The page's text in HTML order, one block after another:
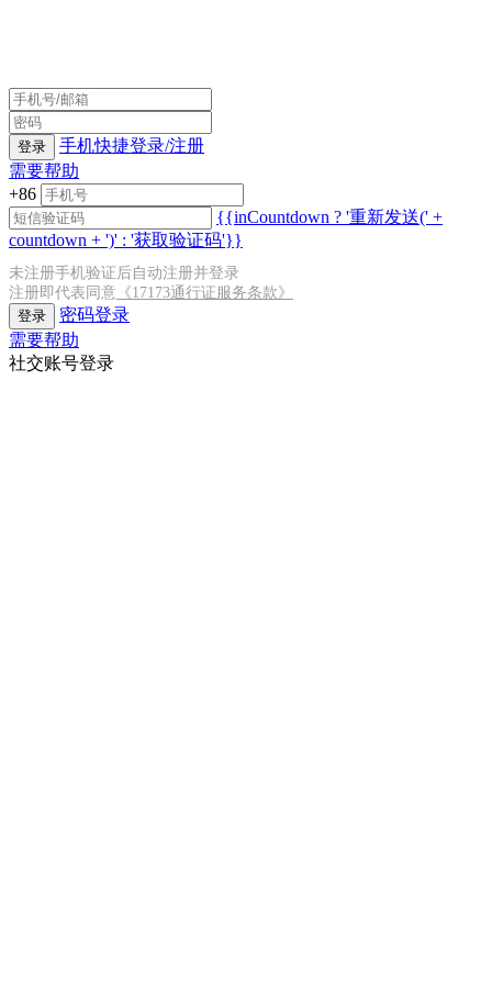
登录
手机快捷登录/注册
需要帮助
+86
{{inCountdown ? '重新发送(' +
countdown + ')' : '获取验证码'}}
未注册手机验证后自动注册并登录
注册即代表同意 《17173通行证服务条款》
登录
密码登录
需要帮助
社交账号登录